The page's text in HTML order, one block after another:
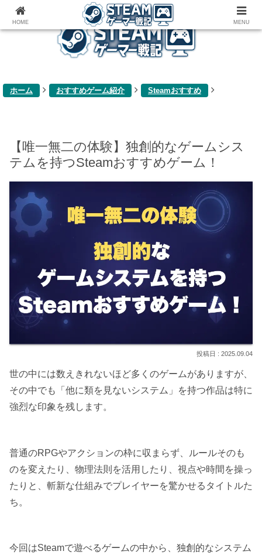
ゲーム関連雑記ブログ
ホーム おすすめゲーム紹介 Steamおすすめ
【唯一無二の体験】独創的なゲームシス
テムを持つSteamおすすめゲーム！
2025.09.04
世の中には数えきれないほど多くのゲームがありますが、
その中でも「他に類を見ないシステム」を持つ作品は特に
強烈な印象を残します。
普通のRPGやアクションの枠に収まらず、ルールそのも
のを変えたり、物理法則を活用したり、視点や時間を操っ
たりと、斬新な仕組みでプレイヤーを驚かせるタイトルた
ち。
今回はSteamで遊べるゲームの中から、独創的なシステム
HOME MENU